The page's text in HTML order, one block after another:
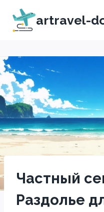
Перейти
содержимому
artravel-
Частный
Раздолье